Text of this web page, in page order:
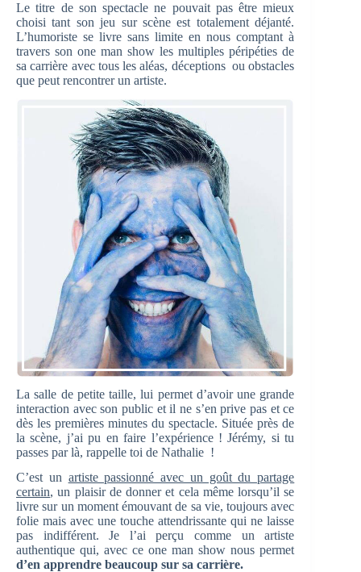
Le titre de son spectacle ne pouvait pas être mieux
choisi tant son jeu sur scène est totalement déjanté.
L’humoriste se livre sans limite en nous comptant à
travers son one man show les multiples péripéties de
sa carrière avec tous les aléas, déceptions ou obstacles
que peut rencontrer un artiste.
La salle de petite taille, lui permet d’avoir une grande
interaction avec son public et il ne s’en prive pas et ce
dès les premières minutes du spectacle. Située près de
la scène, j’ai pu en faire l’expérience ! Jérémy, si tu
passes par là, rappelle toi de Nathalie !
C’est un artiste passionné avec un goût du partage
certain, un plaisir de donner et cela même lorsqu’il se
livre sur un moment émouvant de sa vie, toujours avec
folie mais avec une touche attendrissante qui ne laisse
pas indifférent. Je l’ai perçu comme un artiste
authentique qui, avec ce one man show nous permet
d’en apprendre beaucoup sur sa carrière.